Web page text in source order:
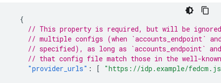
{
// This property is required, but will be ignored
// multiple configs (when `accounts_endpoint`
// specified), as long as `accounts_endpoint`
// that config file match those in the well-
"provider_urls" : [ "https://idp.example/